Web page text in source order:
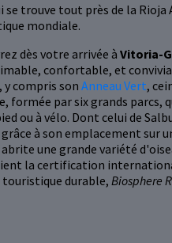
se trouve tout près de la Rioja
mondiale.
dès votre arrivée à Vitoria-
confortable, et
compris son Anneau Vert,
formée par six grands parcs,
ou à vélo. Dont celui de
à son emplacement sur
une grande variété
la certification
durable, Biosphere